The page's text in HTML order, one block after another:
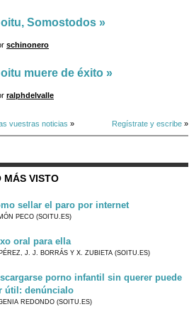
Somostodos »
schinonero
muere de éxito »
ralphdelvalle
vuestras noticias » Regístrate y escribe »
MÁS VISTO
sellar el paro por internet
PECO (SOITU.ES)
oral para ella
J. J. BORRÁS Y X. ZUBIETA (SOITU.ES)
porno infantil sin querer puede
útil: denúncialo
REDONDO (SOITU.ES)